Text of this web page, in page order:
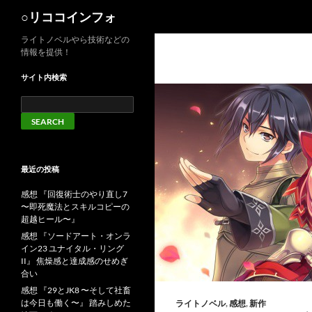
○リココインフォ
ライトノベル,感想,新作
ライトノベルやら技術などの
情報を提供！
サイト内検索
最近の投稿
感想 『回復術士のやり直し7
〜即死魔法とスキルコピーの
超越ヒール〜』
感想 『ソードアート・オンラ
イン23 ユナイタル・リング
II』 焦燥感と達成感のせめぎ
合い
感想 『29とJK8 〜そして社畜
は今日も働く〜』 踏みしめた